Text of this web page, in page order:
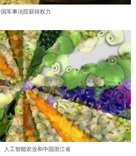
军事法院获得权力
人工智能农业和中国浙江省